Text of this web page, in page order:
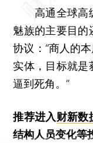
高通全球高级
魅族的主要目的
协议：“商人的
实体，目标就是
逼到死角。”
推荐进入财新数
结构人员变化等